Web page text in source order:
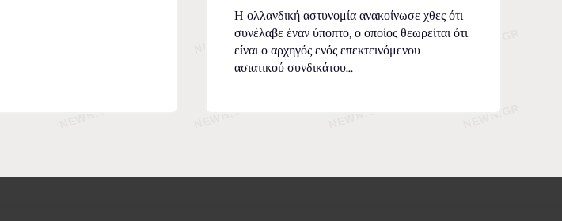
Η ολλανδική αστυνομία ανακοίνωσε χθες ότι
συνέλαβε έναν ύποπτο, ο οποίος θεωρείται ότι
είναι ο αρχηγός ενός επεκτεινόμενου
ασιατικού συνδικάτου...